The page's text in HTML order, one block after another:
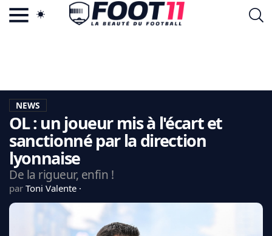
LA CHARTE
VIE PRIVÉE
CGU
CONTACTEZ-NOUS
CDM 2026
NEWS
OL : un joueur mis à l'écart et
sanctionné par la direction
lyonnaise
De la rigueur, enfin !
par Toni Valente